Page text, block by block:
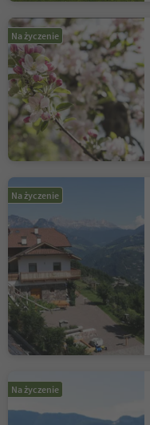
Na życzenie
Na życzenie
Na życzenie